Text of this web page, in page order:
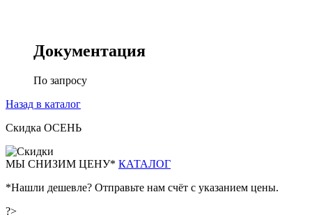
Документация
По запросу
Назад в каталог
Скидка ОСЕНЬ
МЫ СНИЗИМ ЦЕНУ* КАТАЛОГ
*Нашли дешевле? Отправьте нам счёт с указанием цены.
?>